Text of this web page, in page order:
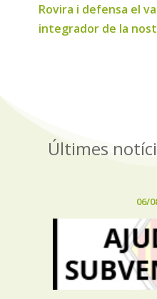
Rovira i defensa el
integrador de la
Últimes
06/